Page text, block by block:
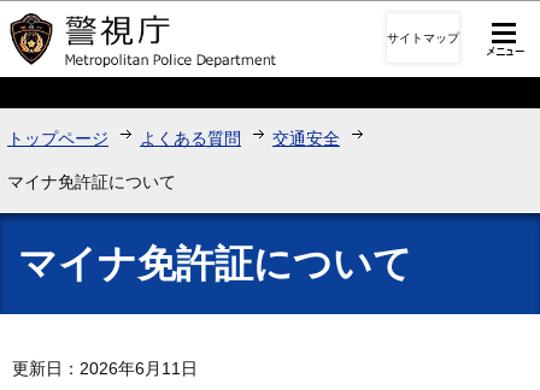
このページの本文へ移動
サイトマップ
トップページ よくある質問 交通安全
マイナ免許証について
マイナ免許証について
更新日：2026年6月11日